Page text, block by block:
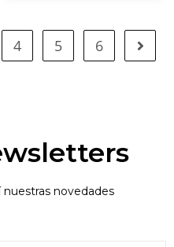
4 5 6
novedades